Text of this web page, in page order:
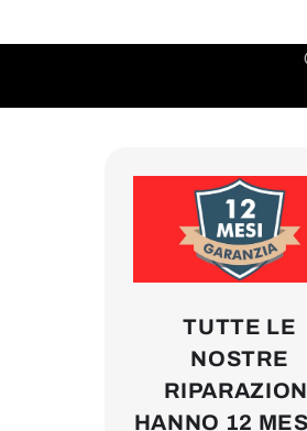
TUTTE LE
NOSTRE
HANNO 12